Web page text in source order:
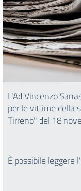
L'Ad Vincenzo
per le vittime della
Tirreno" del 18
È possibile leggere